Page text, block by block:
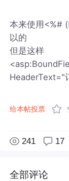
本来使用<%#
以的
但是这样
HeaderText="
给本帖投票
241 17
全部评论